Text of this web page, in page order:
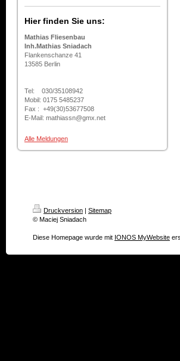
Hier finden Sie uns:
Mathias Fliesenbau
Inh.Mathias Sniadach
Flankenschanze 41
13585 Berlin
Tel: 030/35108942
Mobil: 0175 5485237
Fax : +49(30)53677508
E-Mail: mathiassn@gmx.net
Alle Meldungen
Druckversion | Sitemap
© Maciej Sniadach
Diese Homepage wurde mit IONOS MyWebsite